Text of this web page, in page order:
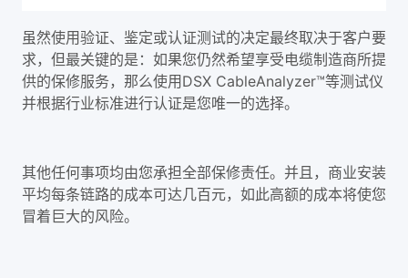
虽然使用验证、鉴定或认证测试的决定最终取决于客户要
求，但最关键的是：如果您仍然希望享受电缆制造商所提
供的保修服务，那么使用DSX CableAnalyzer™等测试仪
并根据行业标准进行认证是您唯一的选择。
其他任何事项均由您承担全部保修责任。并且，商业安装
平均每条链路的成本可达几百元，如此高额的成本将使您
冒着巨大的风险。